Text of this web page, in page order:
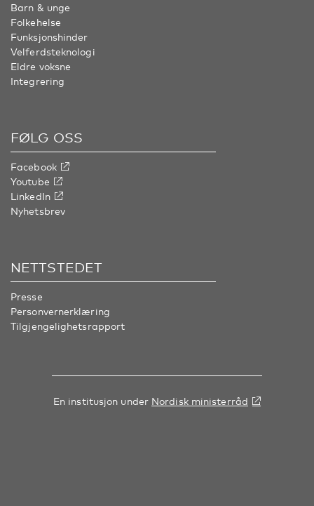
Barn & unge
Folkehelse
Funksjonshinder
Velferdsteknologi
Eldre voksne
Integrering
FØLG OSS
Facebook
Youtube
LinkedIn
Nyhetsbrev
NETTSTEDET
Presse
Personvernerklæring
Tilgjengelighetsrapport
En institusjon under Nordisk ministerråd